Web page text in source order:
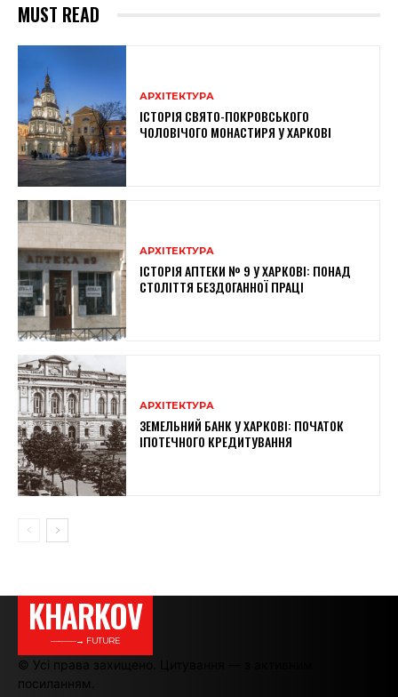
MUST READ
АРХІТЕКТУРА
ІСТОРІЯ СВЯТО-ПОКРОВСЬКОГО
ЧОЛОВІЧОГО МОНАСТИРЯ У ХАРКОВІ
АРХІТЕКТУРА
ІСТОРІЯ АПТЕКИ № 9 У ХАРКОВІ: ПОНАД
СТОЛІТТЯ БЕЗДОГАННОЇ ПРАЦІ
АРХІТЕКТУРА
ЗЕМЕЛЬНИЙ БАНК У ХАРКОВІ: ПОЧАТОК
ІПОТЕЧНОГО КРЕДИТУВАННЯ
KHARKOV
———→ FUTURE
© Усі права захищено. Цитування — з активним
посиланням.